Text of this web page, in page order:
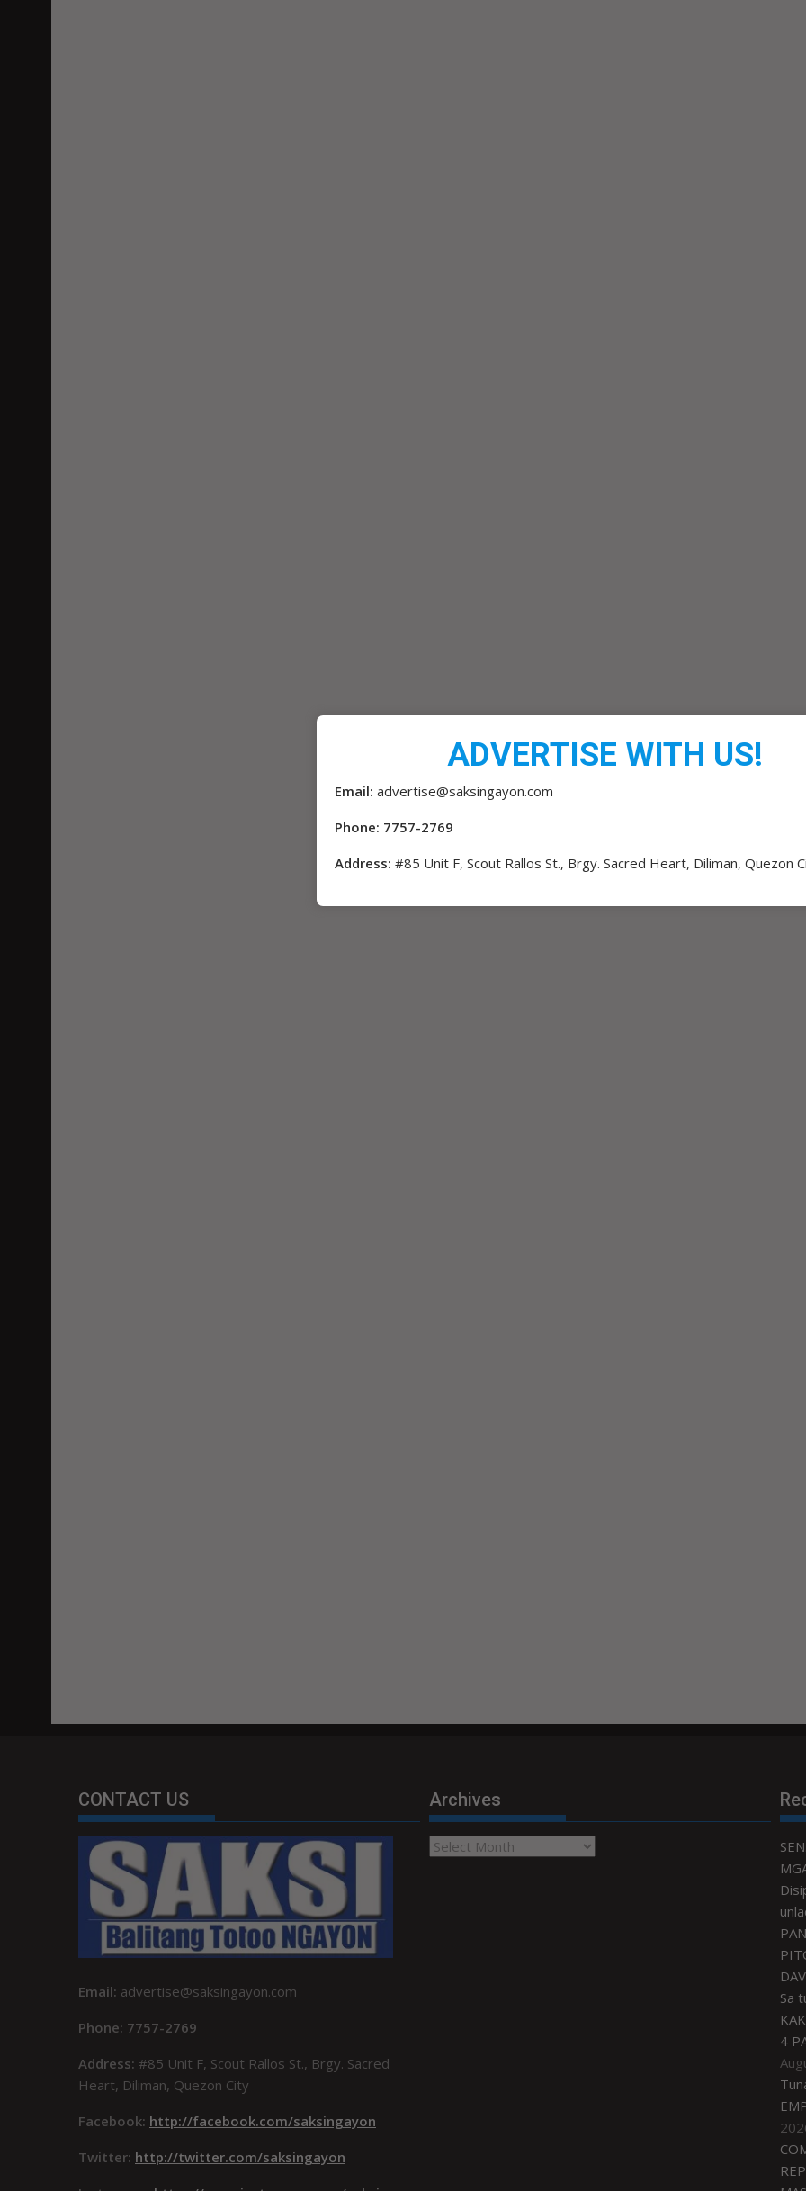
CONTACT US
Email: advertise@saksingayon.com
Phone: 7757-2769
Address: #85 Unit F, Scout Rallos St., Brgy. Sacred
Heart, Diliman, Quezon City
Facebook: http://facebook.com/saksingayon
Twitter: http://twitter.com/saksingayon
Archives
Archives
Sa
4
ADVERTISE WITH US!
Email: advertise@saksingayon.com
Phone: 7757-2769
Address: #85 Unit F, Scout Rallos St., Brgy. Sacred Heart, Diliman, Quezon